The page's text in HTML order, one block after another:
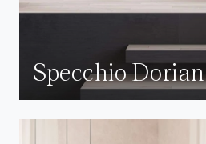
Specchio Dorian